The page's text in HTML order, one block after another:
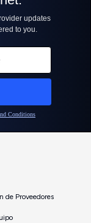
de Proveedores